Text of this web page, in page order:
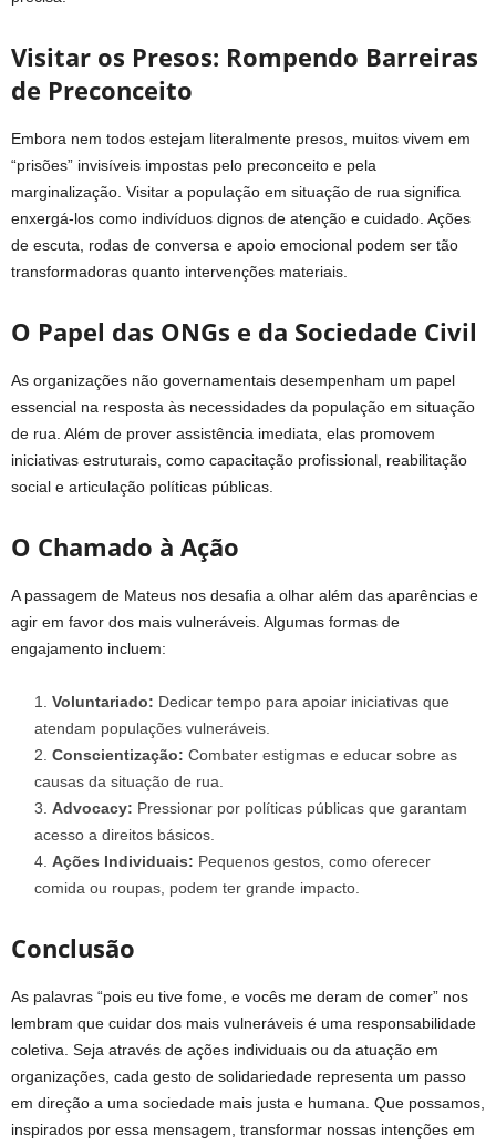
Visitar os Presos: Rompendo Barreiras
de Preconceito
Embora nem todos estejam literalmente presos, muitos vivem em
“prisões” invisíveis impostas pelo preconceito e pela
marginalização. Visitar a população em situação de rua significa
enxergá-los como indivíduos dignos de atenção e cuidado. Ações
de escuta, rodas de conversa e apoio emocional podem ser tão
transformadoras quanto intervenções materiais.
O Papel das ONGs e da Sociedade Civil
As organizações não governamentais desempenham um papel
essencial na resposta às necessidades da população em situação
de rua. Além de prover assistência imediata, elas promovem
iniciativas estruturais, como capacitação profissional, reabilitação
social e articulação políticas públicas.
O Chamado à Ação
A passagem de Mateus nos desafia a olhar além das aparências e
agir em favor dos mais vulneráveis. Algumas formas de
engajamento incluem:
Voluntariado: Dedicar tempo para apoiar iniciativas que
atendam populações vulneráveis.
Conscientização: Combater estigmas e educar sobre as
causas da situação de rua.
Advocacy: Pressionar por políticas públicas que garantam
acesso a direitos básicos.
Ações Individuais: Pequenos gestos, como oferecer
comida ou roupas, podem ter grande impacto.
Conclusão
As palavras “pois eu tive fome, e vocês me deram de comer” nos
lembram que cuidar dos mais vulneráveis é uma responsabilidade
coletiva. Seja através de ações individuais ou da atuação em
organizações, cada gesto de solidariedade representa um passo
em direção a uma sociedade mais justa e humana. Que possamos,
inspirados por essa mensagem, transformar nossas intenções em